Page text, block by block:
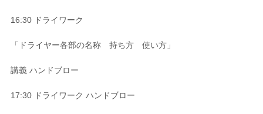
16:30 ドライワーク
「ドライヤー各部の名称 持ち方 使い方」
講義 ハンドブロー
17:30 ドライワーク ハンドブロー